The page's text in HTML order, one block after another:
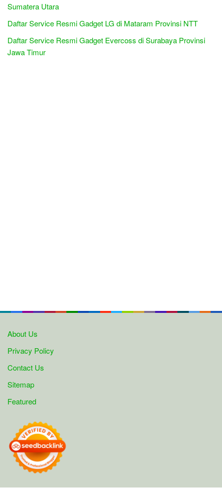
Sumatera Utara
Daftar Service Resmi Gadget LG di Mataram Provinsi NTT
Daftar Service Resmi Gadget Evercoss di Surabaya Provinsi
Jawa Timur
About Us
Privacy Policy
Contact Us
Sitemap
Featured